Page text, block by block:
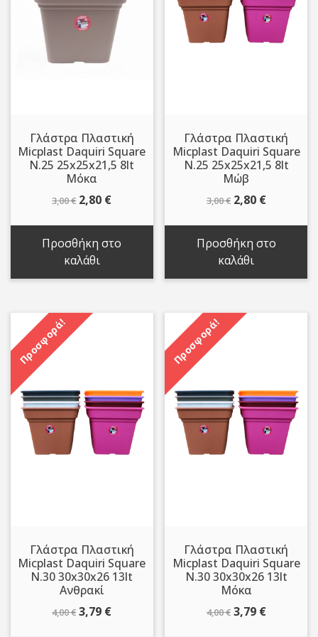
Γλάστρα Πλαστική
Micplast Daquiri Square
N.25 25x25x21,5 8lt
Μόκα
3,00€ Original
3,00 €.
2,80 €Η
είναι:
Προσθήκη στο
καλάθι
Γλάστρα Πλαστική
Micplast Daquiri Square
N.25 25x25x21,5 8lt
Μώβ
3,00€ Original
3,00 €.
2,80 €Η
είναι:
Προσθήκη στο
καλάθι
Προσφορά!
Γλάστρα Πλαστική
Micplast Daquiri Square
N.30 30x30x26 13lt
Ανθρακί
4,00€ Original
3,79 €Η
Προσφορά!
Γλάστρα Πλαστική
Micplast Daquiri Square
N.30 30x30x26 13lt
Μόκα
4,00€ Original
3,79 €Η